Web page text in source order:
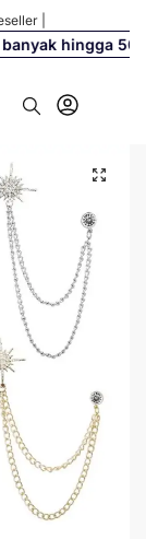
hingga 500%